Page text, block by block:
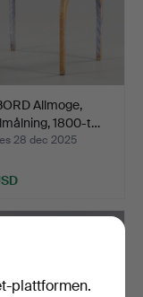
Allmoge,
1800-t…
28 dec 2025
plattformen.